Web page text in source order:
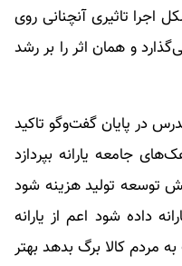
اجرا تاثیری آنچنانی روی
و همان اثر را بر رشد
در پایان گفت‌وگو تاکید
جامعه یارانه بپردازد
توسعه تولید هزینه شود
داده شود اعم از یارانه
مردم کالا برگ بدهد بهتر